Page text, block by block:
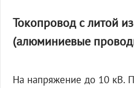
Токопровод с литой
(алюминиевые
На напряжение до 10 кВ.